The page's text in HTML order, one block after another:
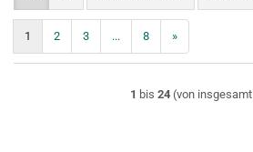
1 2 3 ... 8 »
1 bis 24(von insgesamt